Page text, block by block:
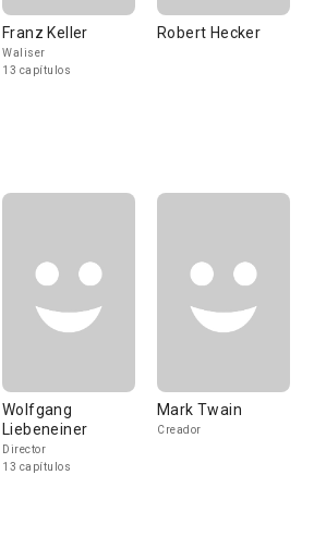
Franz Keller
Waliser
13 capítulos
Robert Hecker
Wolfgang
Liebeneiner
Director
13 capítulos
Mark Twain
Creador